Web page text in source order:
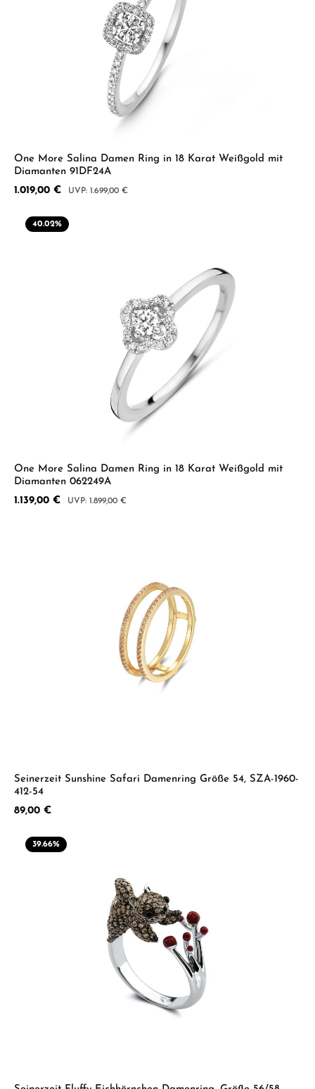
One More Salina Damen Ring in 18 Karat Weißgold mit
Diamanten 91DF24A
Verkaufspreis:
1.019,00 € Regulärer Preis:
1.699,00 €
40.02%
One More Salina Damen Ring in 18 Karat Weißgold mit
Diamanten 062249A
Verkaufspreis:
1.139,00 € Regulärer Preis:
1.899,00 €
Seinerzeit Sunshine Safari Damenring Größe 54, SZA-1960-
412-54
Regulärer Preis:
89,00 €
39.66%